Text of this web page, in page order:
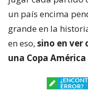
un país encima
grande en la
en eso, sino en ver
una Copa
ERROR?